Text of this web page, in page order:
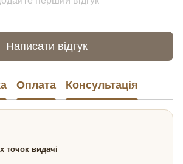
Написати відгук
Оплата Консультація
точок видачі